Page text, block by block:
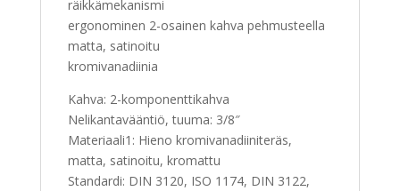
räikkämekanismi
ergonominen 2-osainen kahva pehmusteella
matta, satinoitu
kromivanadiinia
Kahva: 2-komponenttikahva
Nelikantavääntiö, tuuma: 3/8″
Materiaali1: Hieno kromivanadiiniteräs,
matta, satinoitu, kromattu
Standardi: DIN 3120, ISO 1174, DIN 3122,